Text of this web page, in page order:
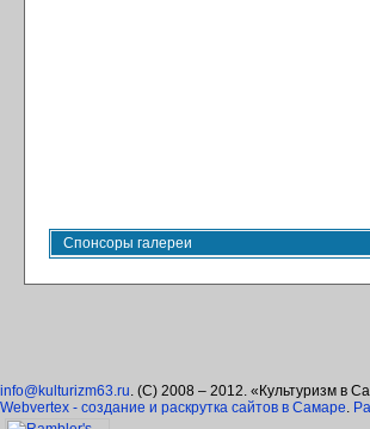
Спонсоры галереи
info@kulturizm63.ru. (C) 2008 – 2012. «Культуризм в
Webvertex - создание и раскрутка сайтов в Самаре.